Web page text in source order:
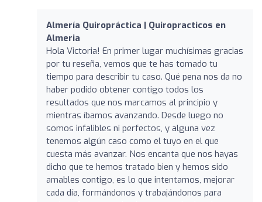
Almería Quiropráctica | Quiropracticos en
Almeria
Hola Victoria! En primer lugar muchísimas gracias
por tu reseña, vemos que te has tomado tu
tiempo para describir tu caso. Qué pena nos da no
haber podido obtener contigo todos los
resultados que nos marcamos al principio y
mientras íbamos avanzando. Desde luego no
somos infalibles ni perfectos, y alguna vez
tenemos algún caso como el tuyo en el que
cuesta más avanzar. Nos encanta que nos hayas
dicho que te hemos tratado bien y hemos sido
amables contigo, es lo que intentamos, mejorar
cada día, formándonos y trabajándonos para